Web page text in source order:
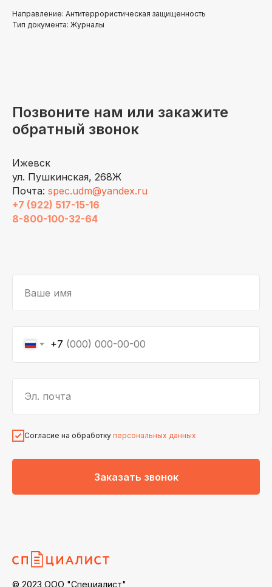
Направление: Антитеррористическая защищенность
Тип документа: Журналы
Позвоните нам или закажите
обратный звонок
Ижевск
ул. Пушкинская, 268Ж
Почта: spec.udm@yandex.ru
+7 (922) 517-15-16
8-800-100-32-64
Ваше имя
+7
Эл. почта
Согласие на обработку персональных данных
Заказать звонок
© 2023 ООО "Специалист"